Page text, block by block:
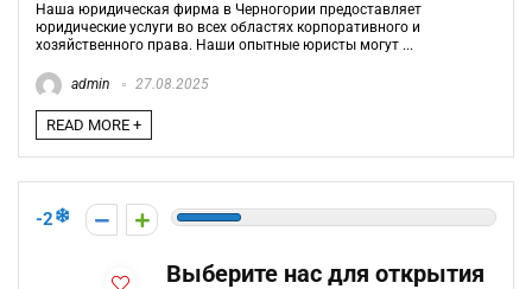
Наша юридическая фирма в Черногории предоставляет
юридические услуги во всех областях корпоративного и
хозяйственного права. Наши опытные юристы могут ...
admin 27.08.2025
READ MORE +
-2
Выберите нас для открытия